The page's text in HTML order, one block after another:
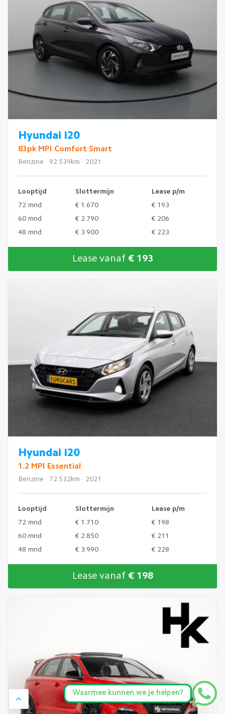
Hyundai i20
83pk MPI Comfort Smart
Benzine · 92.539km · 2021
Looptijd Slottermijn
Lease p/m
72 mnd
€ 1.670
€ 193
60 mnd
€ 2.790
€ 206
48 mnd
€ 3.900 € 223
Lease vanaf € 193
Hyundai i20
1.2 MPI Essential
Benzine · 72.532km · 2021
Looptijd Slottermijn
Lease p/m
72 mnd
€ 1.710
€ 198
60 mnd
€ 2.850
€ 211
48 mnd
€ 3.990 € 228
Lease vanaf € 198
Waarmee kunnen we je helpen?